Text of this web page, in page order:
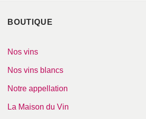
BOUTIQUE
Nos vins
Nos vins blancs
Notre appellation
La Maison du Vin